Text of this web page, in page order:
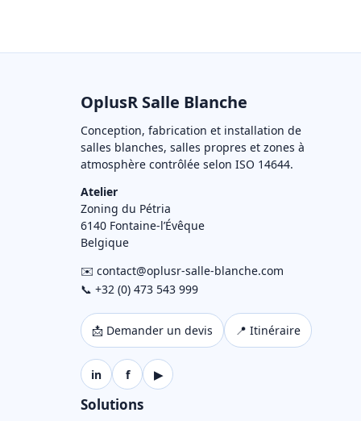
OplusR Salle Blanche
Conception, fabrication et installation de
salles blanches, salles propres et zones à
atmosphère contrôlée selon ISO 14644.
Atelier
Zoning du Pétria
6140 Fontaine-l’Évêque
Belgique
✉️ contact@oplusr-salle-blanche.com
📞 +32 (0) 473 543 999
📩 Demander un devis 📍 Itinéraire
in f ▶
Solutions